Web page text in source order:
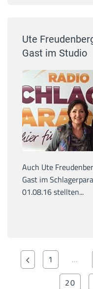
Ute
Gast im Studio
Auch Ute
Gast im
01.08.16 stellten...
1 …
20